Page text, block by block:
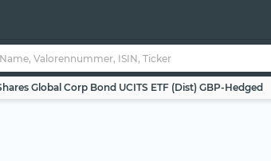
Global Corp Bond UCITS ETF (Dist) GBP-Hedged